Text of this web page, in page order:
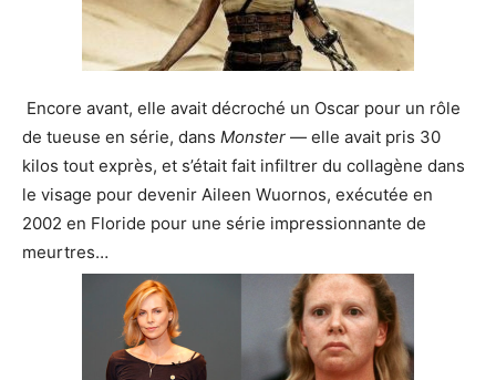
Encore avant, elle avait décroché un Oscar pour un rôle
de tueuse en série, dans Monster — elle avait pris 30
kilos tout exprès, et s’était fait infiltrer du collagène dans
le visage pour devenir Aileen Wuornos, exécutée en
2002 en Floride pour une série impressionnante de
meurtres…